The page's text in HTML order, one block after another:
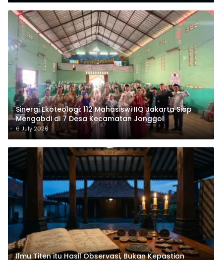
‎Sinergi Ekoteologi: 112 Mahasiswi IIQ Jakarta Siap
Mengabdi di 7 Desa Kecamatan Jonggol
6 July 2026
Ilmu Titen itu Hasil Observasi, Bukan Kepastian